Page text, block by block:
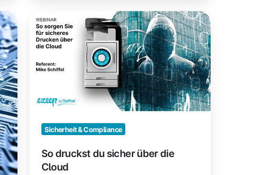
So
druckst
du
über
Cloud
Sicherheit & Compliance
So druckst du sicher über die
Cloud